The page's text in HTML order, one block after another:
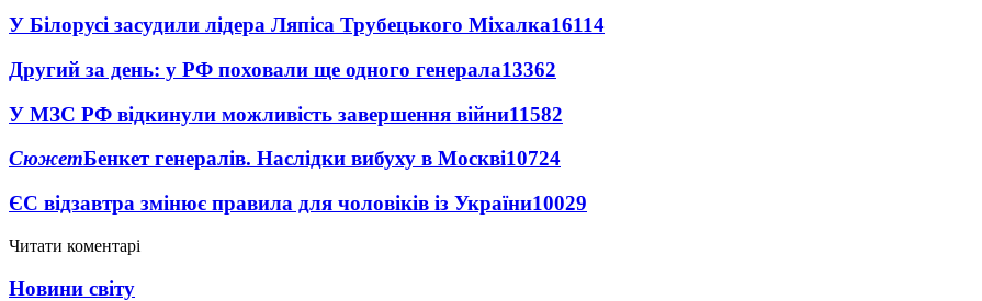
У Білорусі засудили лідера Ляпіса Трубецького Міхалка16114
Другий за день: у РФ поховали ще одного генерала13362
У МЗС РФ відкинули можливість завершення війни11582
СюжетБенкет генералів. Наслідки вибуху в Москві10724
ЄС відзавтра змінює правила для чоловіків із України10029
Читати коментарі
Новини світу